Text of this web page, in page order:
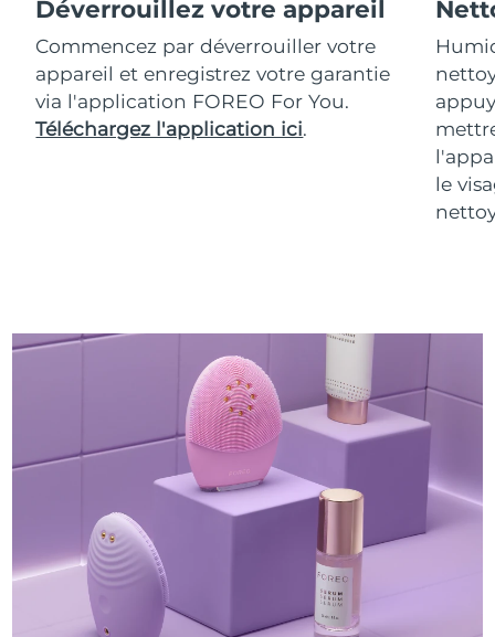
Déverrouillez votre appareil
Commencez par déverrouiller votre
appareil et enregistrez votre garantie
via l'application FOREO For You.
Téléchargez l'application ici.
le